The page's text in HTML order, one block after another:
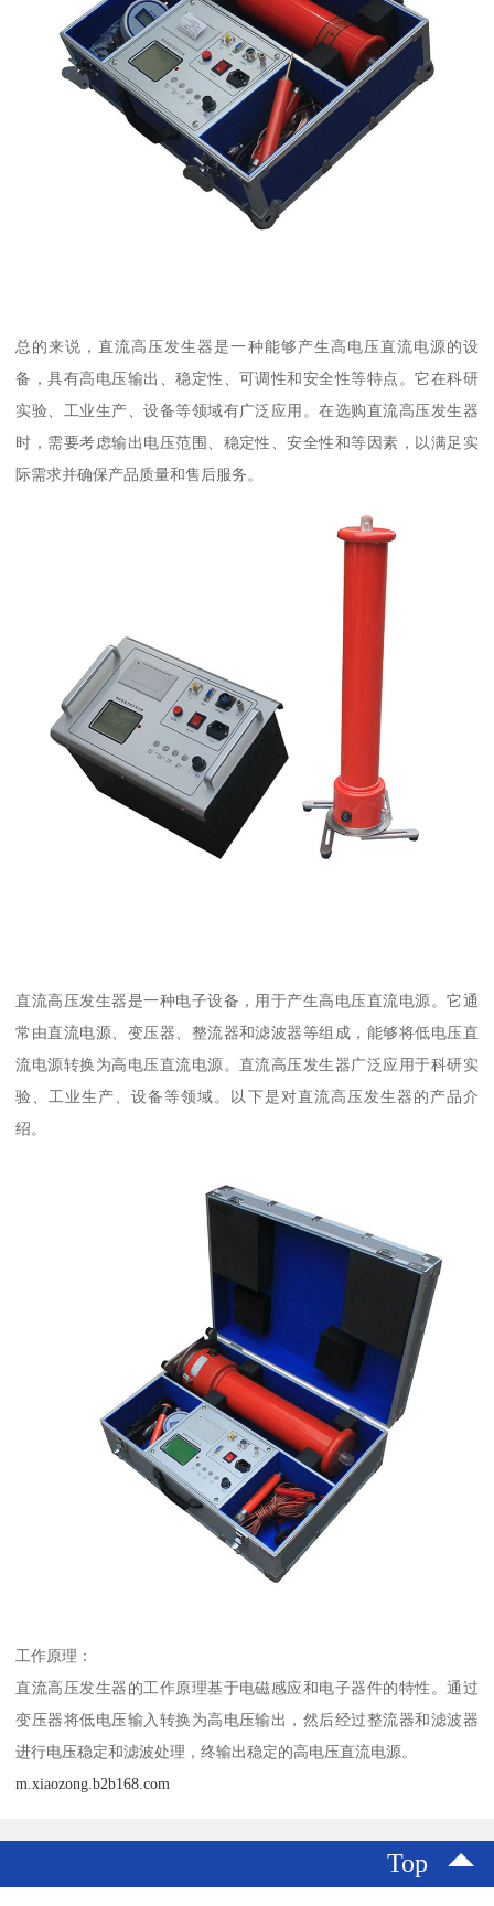
总的来说，直流高压发生器是一种能够产生高电压直流电源的设
备，具有高电压输出、稳定性、可调性和安全性等特点。它在科研
实验、工业生产、设备等领域有广泛应用。在选购直流高压发生器
时，需要考虑输出电压范围、稳定性、安全性和等因素，以满足实
际需求并确保产品质量和售后服务。
直流高压发生器是一种电子设备，用于产生高电压直流电源。它通
常由直流电源、变压器、整流器和滤波器等组成，能够将低电压直
流电源转换为高电压直流电源。直流高压发生器广泛应用于科研实
验、工业生产、设备等领域。以下是对直流高压发生器的产品介
绍。
工作原理：
直流高压发生器的工作原理基于电磁感应和电子器件的特性。通过
变压器将低电压输入转换为高电压输出，然后经过整流器和滤波器
进行电压稳定和滤波处理，终输出稳定的高电压直流电源。
m.xiaozong.b2b168.com
Top